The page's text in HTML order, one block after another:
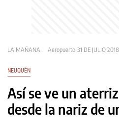
LA MAÑANA Aeropuerto 31 DE JULIO
NEUQUÉN
Así se ve un
desde la nariz de